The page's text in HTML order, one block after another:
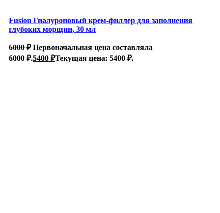
Fusion Гиалуроновый крем-филлер для заполнения
глубоких морщин, 30 мл
6000₽ Первоначальная цена составляла
6000 ₽.5400 ₽Текущая цена: 5400 ₽.